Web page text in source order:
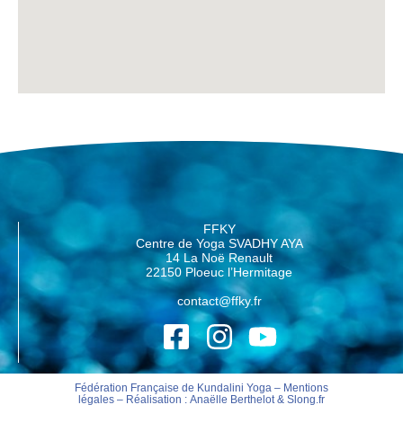
FFKY
Centre de Yoga SVADHY AYA
14 La Noë Renault
22150 Ploeuc l’Hermitage
contact@ffky.fr
Fédération Française de Kundalini Yoga – Mentions
légales– Réalisation : Anaëlle Berthelot& Slong.fr